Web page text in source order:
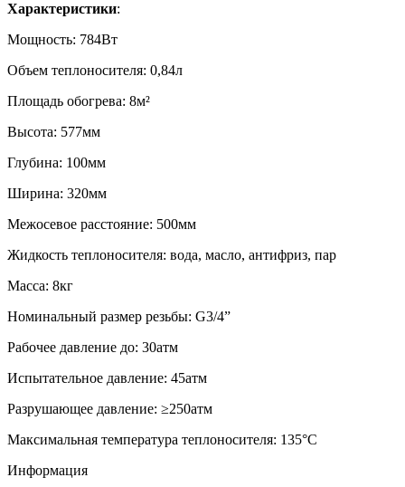
Характеристики:
Мощность: 784Вт
Объем теплоносителя: 0,84л
Площадь обогрева: 8м²
Высота: 577мм
Глубина: 100мм
Ширина: 320мм
Межосевое расстояние: 500мм
Жидкость теплоносителя: вода, масло, антифриз, пар
Масса: 8кг
Номинальный размер резьбы: G3/4”
Рабочее давление до: 30атм
Испытательное давление: 45атм
Разрушающее давление: ≥250атм
Максимальная температура теплоносителя: 135°C
Информация